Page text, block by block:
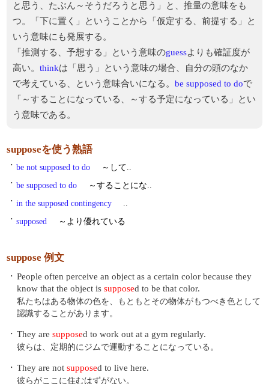
と思う、たぶん～そうだろうと思う」と、推量の意味をも
つ。「下に置く」ということから「仮定する、前提する」と
いう意味にも発展する。
「推測する、予想する」という意味のguessよりも確証度が
高い。 thinkは「思う」という意味の場合、自分の頭のなか
で考えている、という意味合いになる。 be supposed to doで
「～することになっている、～する予定になっている」とい
う意味である。
supposeを使う熟語
・ be not supposed to do
～して..
・ be supposed to do
～することにな..
・ in the supposed contingency
..
・ supposed ～より優れている
suppose 例文
・ People often perceive an object as a certain color because they
know that the object is supposed to be that color.
私たちはある物体の色を、もともとその物体がもつべき色として
認識することがあります。
・ They are supposed to work out at a gym regularly.
彼らは、定期的にジムで運動することになっている。
・ They are not supposed to live here.
彼らがここに住むはずがない。